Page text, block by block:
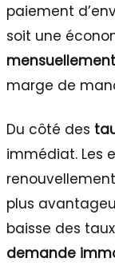
paiement
soit une
mensuellement
marge de
Du côté des
immédiat. Les
plus
baisse des
demande